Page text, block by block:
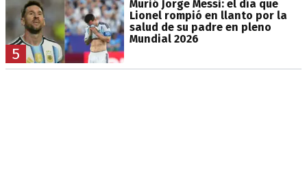
5
Murió Jorge Messi: el día que
Lionel rompió en llanto por la
salud de su padre en pleno
Mundial 2026